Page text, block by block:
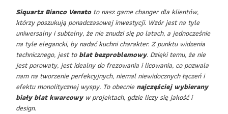
Siquartz Bianco Venatoto nasz game changer dla klientów,
którzy poszukują ponadczasowej inwestycji. Wzór jest na tyle
uniwersalny i subtelny, że nie znudzi się po latach, a jednocześnie
na tyle elegancki, by nadać kuchni charakter. Z punktu widzenia
technicznego, jest toblat bezproblemowy. Dzięki temu, że nie
jest porowaty, jest idealny do frezowania i licowania, co pozwala
nam na tworzenie perfekcyjnych, niemal niewidocznych łączeń i
efektu monolitycznej wyspy. To obecnienajczęściej wybierany
biały blat kwarcowyw projektach, gdzie liczy się jakość i
design.